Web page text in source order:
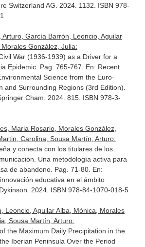
Switzerland AG. 2024. 1132. ISBN 978-
Arturo, García Barrón, Leoncio, Aguilar
González, Julia:
War (1936-1939) as a Driver for a
Epidemic. Pag. 765-767. En: Recent
Science from the Euro-
and Surrounding Regions (3rd Edition)
Cham. 2024. 815. ISBN 978-3-
Maria Rosario, Morales González,
Carolina, Sousa Martín, Arturo:
y conecta con los titulares de los
Una metodología activa para
de abandono. Pag. 71-80. En:
educativa en el ámbito
2024. ISBN 978-84-1070-018-5
Leoncio, Aguilar Alba, Mónica, Morales
Sousa Martín, Arturo:
the Maximum Daily Precipitation in the
Iberian Peninsula Over the Period